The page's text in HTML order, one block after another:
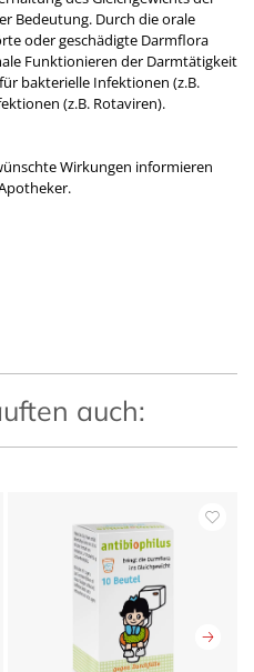
Bedeutung. Durch die orale
oder geschädigte Darmflora
Funktionieren der Darm­tätigkeit
bakterielle Infektionen (z.B.
(z.B. Rotaviren).
Wirkungen informieren
auch: